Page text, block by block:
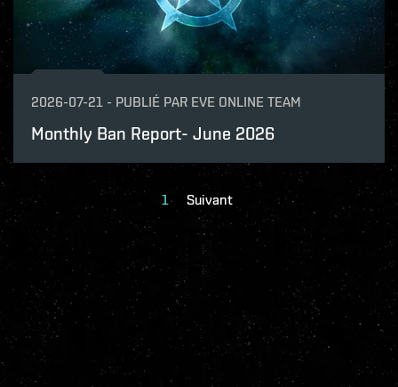
2026-07-21 - PUBLIÉ PAR EVE ONLINE TEAM
Monthly Ban Report- June 2026
1 Suivant